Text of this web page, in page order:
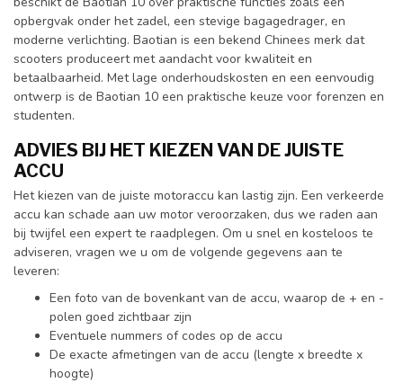
opbergvak onder het zadel, een stevige bagagedrager, en
moderne verlichting. Baotian is een bekend Chinees merk dat
scooters produceert met aandacht voor kwaliteit en
betaalbaarheid. Met lage onderhoudskosten en een eenvoudig
ontwerp is de Baotian 10 een praktische keuze voor forenzen en
studenten.
ADVIES BIJ HET KIEZEN VAN DE JUISTE
ACCU
Het kiezen van de juiste motoraccu kan lastig zijn. Een verkeerde
accu kan schade aan uw motor veroorzaken, dus we raden aan
bij twijfel een expert te raadplegen. Om u snel en kosteloos te
adviseren, vragen we u om de volgende gegevens aan te
leveren:
Een foto van de bovenkant van de accu, waarop de + en -
polen goed zichtbaar zijn
Eventuele nummers of codes op de accu
De exacte afmetingen van de accu (lengte x breedte x
hoogte)